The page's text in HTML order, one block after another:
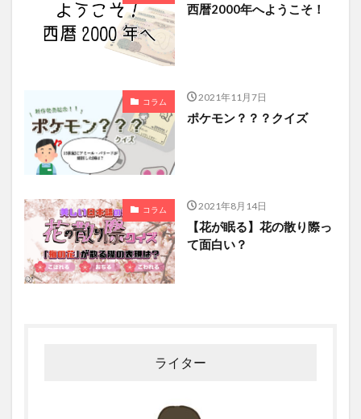
西暦2000年へようこそ！
コラム 2021年11月7日
ポケモン？？？クイズ
コラム 2021年8月14日
【花が眠る】花の散り際っ
て面白い？
ライター